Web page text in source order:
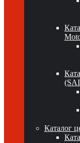
Каталог